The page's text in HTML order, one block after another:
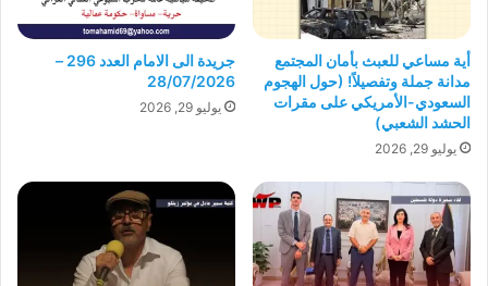
أية مساعي للعبث بأمان المجتمع
مدانة جملة وتفصيلاً! (حول الهجوم
السعودي-الأمريكي على مقرات
الحشد الشعبي)
يوليو 29, 2026
جريدة الى الامام العدد 296 –
28/07/2026
يوليو 29, 2026